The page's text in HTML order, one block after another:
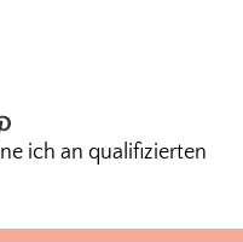
ich an qualifizierten